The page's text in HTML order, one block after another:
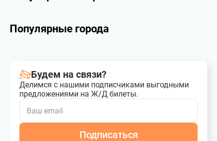
Популярные города
Будем на связи?
Делимся с нашими подписчиками выгодными
предложениями на Ж/Д билеты.
Подписаться